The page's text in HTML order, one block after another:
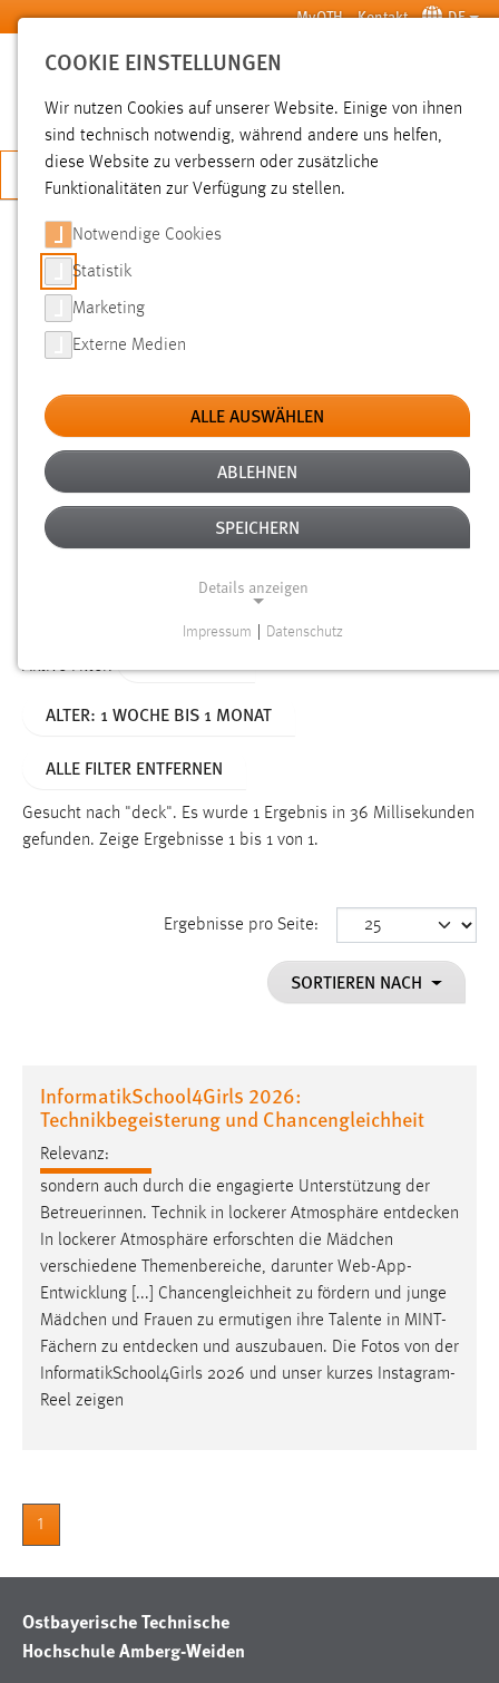
Zum Hauptinhalt springen MyOTH Kontakt DE
SUCHE
JETZT BEWERBEN
SUCHE
FILTER
Typ
Erstellungsdatum
Alter
Aktive Filter:
ALTER: 1 WOCHE BIS 1 MONAT
ALLE FILTER ENTFERNEN
Gesucht nach "deck". Es wurde 1 Ergebnis in 36 Millisekunden
gefunden. Zeige Ergebnisse 1 bis 1 von 1.
Ergebnisse pro Seite:
SORTIEREN NACH
InformatikSchool4Girls 2026:
Technikbegeisterung und Chancengleichheit
Relevanz:
sondern auch durch die engagierte Unterstützung der
Betreuerinnen. Technik in lockerer Atmosphäre entdecken
In lockerer Atmosphäre erforschten die Mädchen
verschiedene Themenbereiche, darunter Web-App-
Entwicklung [...] Chancengleichheit zu fördern und junge
Mädchen und Frauen zu ermutigen ihre Talente in MINT-
Fächern zu entdecken und auszubauen. Die Fotos von der
InformatikSchool4Girls 2026 und unser kurzes Instagram-
Reel zeigen
1
Ostbayerische Technische
Hochschule Amberg-Weiden
COOKIE EINSTELLUNGEN
Wir nutzen Cookies auf unserer Website. Einige von ihnen
sind technisch notwendig, während andere uns helfen,
diese Website zu verbessern oder zusätzliche
Funktionalitäten zur Verfügung zu stellen.
Notwendige Cookies
Statistik
Marketing
Externe Medien
ALLE AUSWÄHLEN
ABLEHNEN
SPEICHERN
Details anzeigen
Funktionen und sind für die einwandfreie Funktion der
Name:
Dieser Cookie speichert die ausgewählten Einverständnis-
Performance
Name:
staticfilecache
Zweck:
Für performante Seitenauslieferung wird in diesem Cookie
gespeichert, ob man eingeloggt ist.
Sprachpräferenz
Name:
site-language-preference
Zweck:
Chat
Name:
chat-frame-style-5e9dbeb1811c0446
Impressum Datenschutz